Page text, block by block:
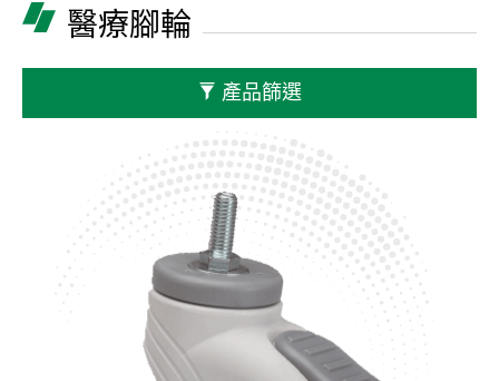
75~100kgs
1 ½ inch(40mm)
2 inch(50mm)
2 ½ inch(60mm)
3 inch(75mm)
醫療腳輪
產品篩選